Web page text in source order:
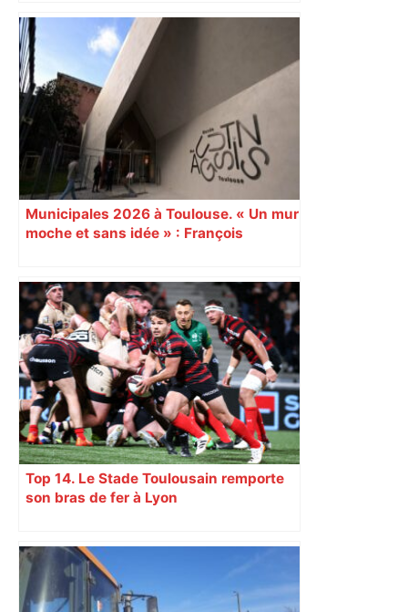
Municipales 2026 à Toulouse. « Un mur
moche et sans idée » : François
Augustins
Top 14. Le Stade Toulousain remporte
son bras de fer à Lyon